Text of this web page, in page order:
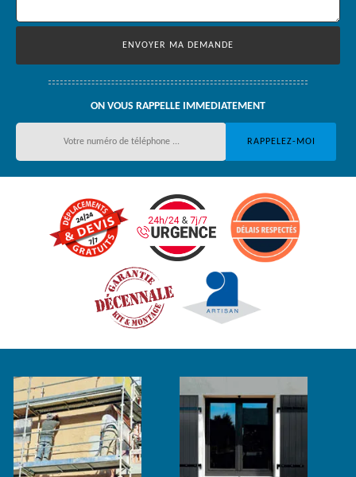
ON VOUS RAPPELLE IMMEDIATEMENT